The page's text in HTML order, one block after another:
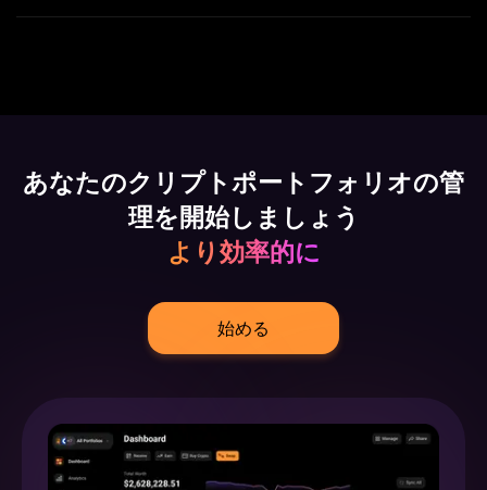
あなたのクリプトポートフォリオの管
理を開始しましょう
より効率的に
始める